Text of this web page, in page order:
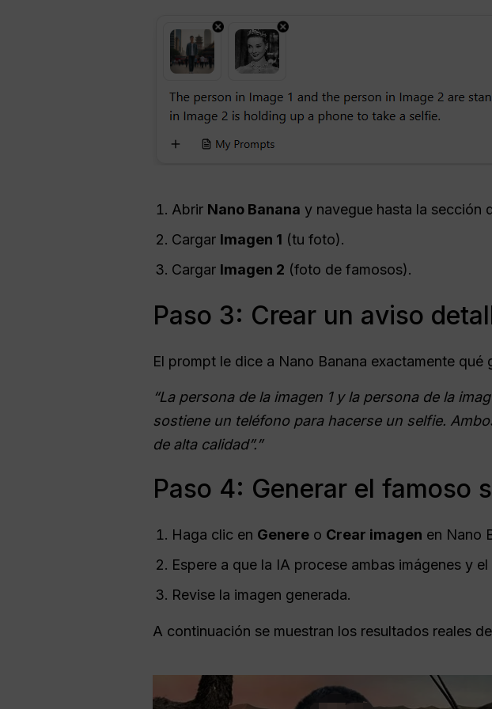
Abrir Nano Banana y navegue hasta la sección
Cargar Imagen 1 (tu foto).
Cargar Imagen 2 (foto de famosos).
Paso 3: Crear un aviso
El prompt le dice a Nano Banana exactamente qué
“La persona de la imagen 1 y la persona de la
sostiene un teléfono para hacerse un selfie.
de alta calidad”.”
Paso 4: Generar el famoso
Haga clic en Genere o Crear imagen en Nano
Espere a que la IA procese ambas imágenes y el
Revise la imagen generada.
A continuación se muestran los resultados reales